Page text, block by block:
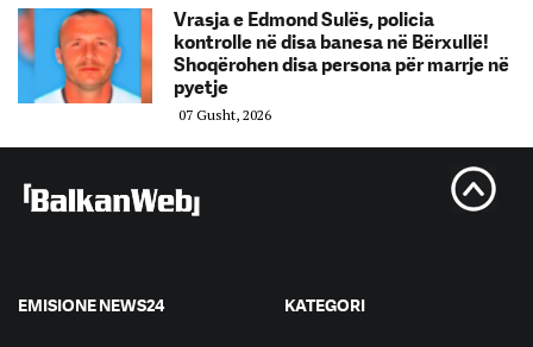
Vrasja e Edmond Sulës, policia
kontrolle në disa banesa në Bërxullë!
Shoqërohen disa persona për marrje në
pyetje
07 Gusht, 2026
EMISIONE NEWS24 KATEGORI